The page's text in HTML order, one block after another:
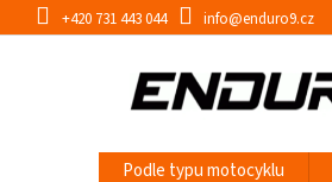
na
+420 731 443 044 info@enduro9.cz
Podle typu motocyklu